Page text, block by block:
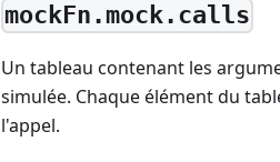
mockFn.mock.calls
Un tableau contenant les
simulée. Chaque élément du
l'appel.